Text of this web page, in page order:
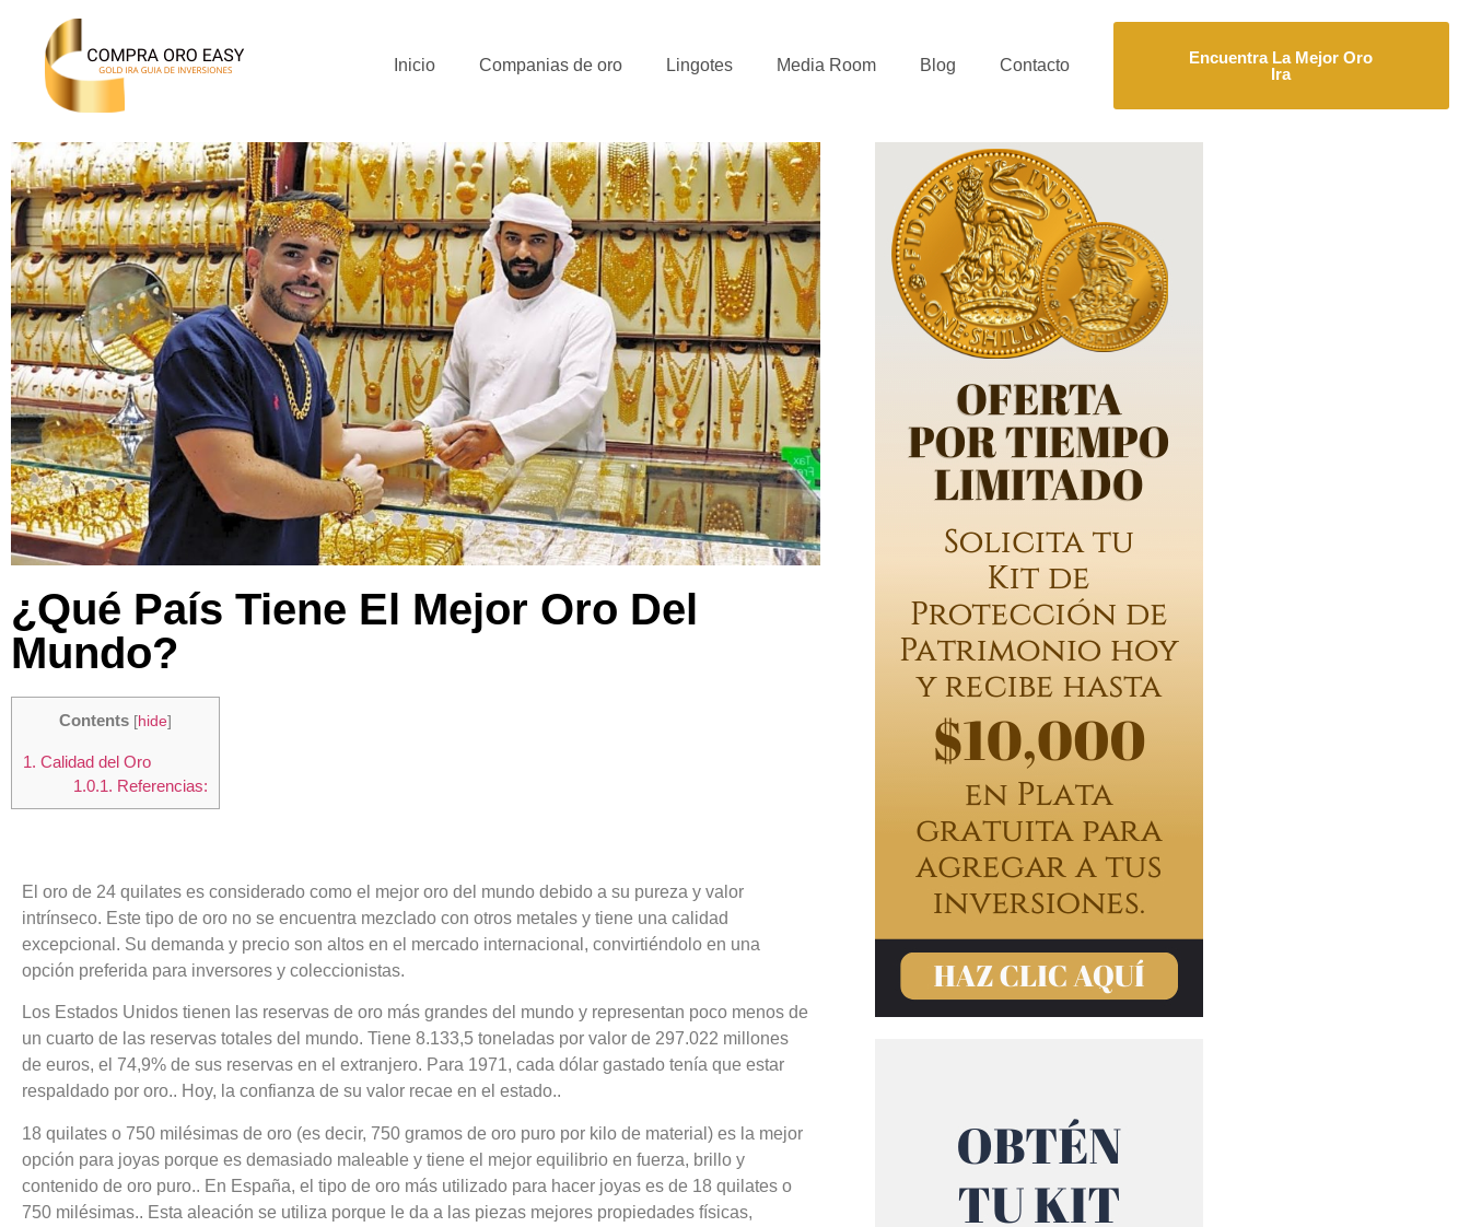
Inicio Companias de oro Lingotes Media Room Blog Contacto
Encuentra La Mejor Oro
Ira
¿Qué País Tiene El Mejor Oro Del
Mundo?
Contents [hide]
1. Calidad del Oro
1.0.1. Referencias:
El oro de 24 quilates es considerado como el mejor oro del mundo debido a su pureza y valor
intrínseco. Este tipo de oro no se encuentra mezclado con otros metales y tiene una calidad
excepcional. Su demanda y precio son altos en el mercado internacional, convirtiéndolo en una
opción preferida para inversores y coleccionistas.
Los Estados Unidos tienen las reservas de oro más grandes del mundo y representan poco menos de
un cuarto de las reservas totales del mundo. Tiene 8.133,5 toneladas por valor de 297.022 millones
de euros, el 74,9% de sus reservas en el extranjero. Para 1971, cada dólar gastado tenía que estar
respaldado por oro.. Hoy, la confianza de su valor recae en el estado..
18 quilates o 750 milésimas de oro (es decir, 750 gramos de oro puro por kilo de material) es la mejor
opción para joyas porque es demasiado maleable y tiene el mejor equilibrio en fuerza, brillo y
contenido de oro puro.. En España, el tipo de oro más utilizado para hacer joyas es de 18 quilates o
750 milésimas.. Esta aleación se utiliza porque le da a las piezas mejores propiedades físicas,